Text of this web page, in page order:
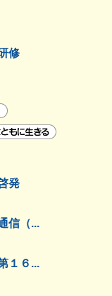
修
発
信（...
１６...